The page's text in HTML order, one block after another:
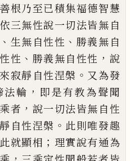
根乃至已積集福德智慧
三無性說一切法皆無自
、 生無自性性 、 勝義無自
性 、 勝義無自性性 ， 說
寂靜 自性涅槃 。 又為發
法輪 ， 即是有教為聲聞
者 ， 說一切法皆無自性
自性涅槃 。 此則唯發趣
此就顯相 ； 理實說有通為